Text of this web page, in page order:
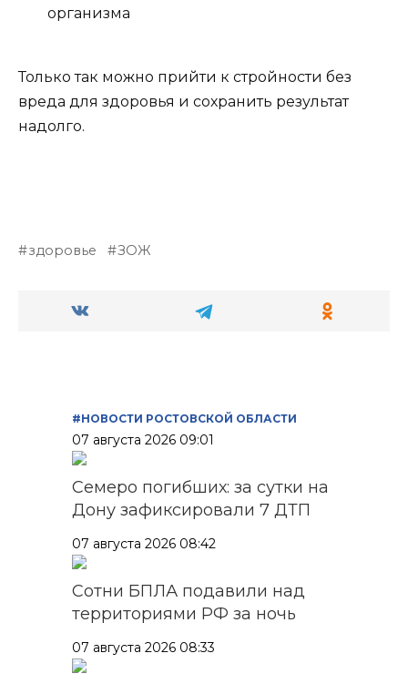
организма
Только так можно прийти к стройности без
вреда для здоровья и сохранить результат
надолго.
здоровье ЗОЖ
#НОВОСТИ РОСТОВСКОЙ ОБЛАСТИ
07 августа 2026 09:01
Семеро погибших: за сутки на
Дону зафиксировали 7 ДТП
07 августа 2026 08:42
Сотни БПЛА подавили над
территориями РФ за ночь
07 августа 2026 08:33